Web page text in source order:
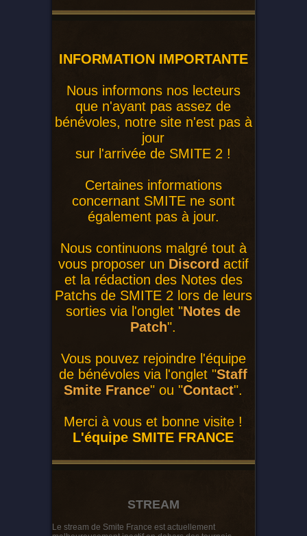
INFORMATION IMPORTANTE
Nous informons nos lecteurs
que n'ayant pas assez de
bénévoles, notre site n'est pas à
jour
sur l'arrivée de SMITE 2 !
Certaines informations
concernant SMITE ne sont
également pas à jour.
Nous continuons malgré tout à
vous proposer un Discord actif
et la rédaction des Notes des
Patchs de SMITE 2 lors de leurs
sorties via l'onglet "Notes de
Patch".
Vous pouvez rejoindre l'équipe
de bénévoles via l'onglet "Staff
Smite France" ou "Contact".
Merci à vous et bonne visite !
L'équipe SMITE FRANCE
STREAM
Le stream de Smite France est actuellement